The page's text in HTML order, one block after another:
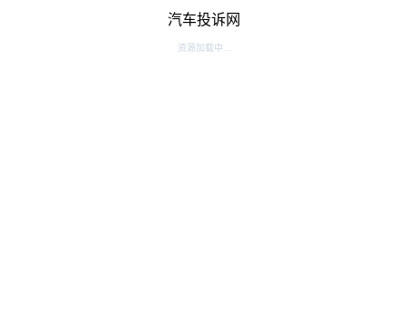
汽车投诉网
资源加载中...